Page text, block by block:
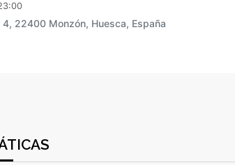
22400 Monzón, Huesca, España